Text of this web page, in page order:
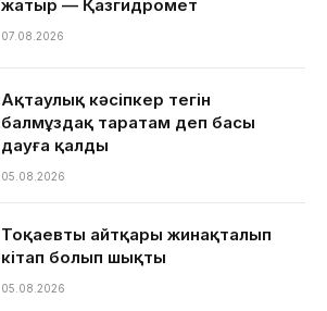
жатыр — Қазгидромет
07.08.2026
Ақтаулық кәсіпкер тегін
балмұздақ таратам деп басы
дауға қалды
05.08.2026
Тоқаевтың айтқары жинақталып
кітап болып шықты
05.08.2026